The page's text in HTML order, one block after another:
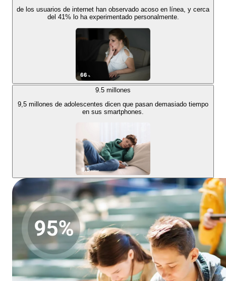
de los usuarios de internet han observado acoso en línea, y cerca
del 41% lo ha experimentado personalmente.
9.5 millones
9,5 millones de adolescentes dicen que pasan demasiado tiempo
en sus smartphones.